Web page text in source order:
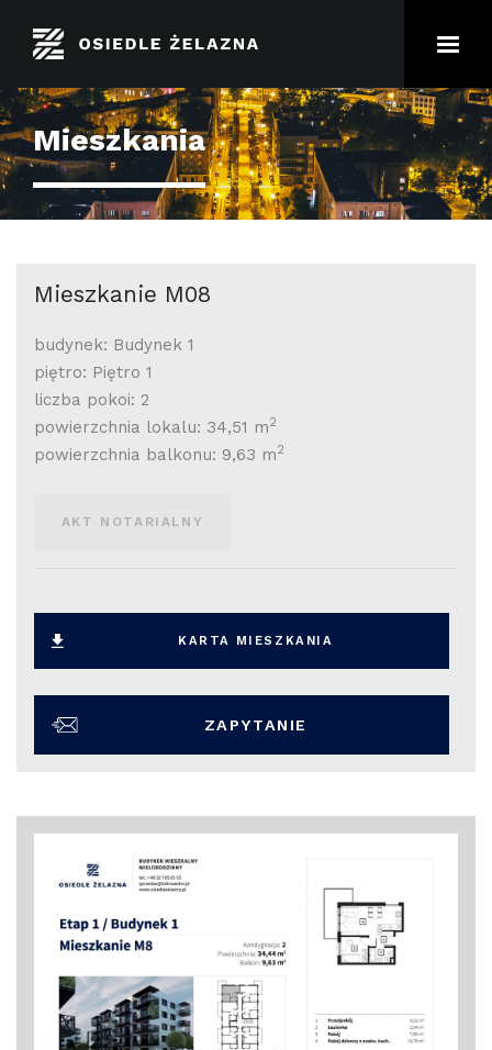
Mieszkania
Mieszkanie M08
budynek: Budynek 1
piętro: Piętro 1
liczba pokoi: 2
powierzchnia lokalu: 34,51 m2
powierzchnia balkonu: 9,63 m2
AKT NOTARIALNY
KARTA MIESZKANIA
ZAPYTANIE